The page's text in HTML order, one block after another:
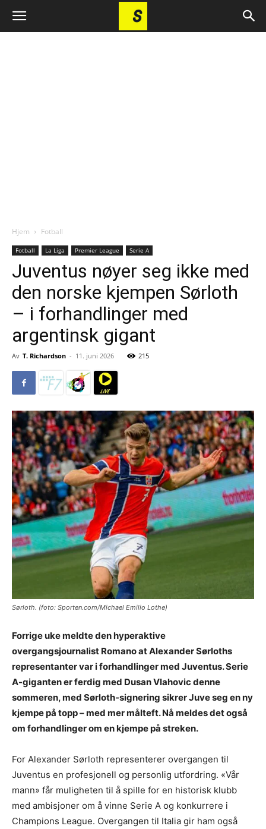
Hjem Fotball
Fotball La Liga Premier League Serie A
Juventus nøyer seg ikke med
den norske kjempen Sørloth
– i forhandlinger med
argentinsk gigant
Av T. Richardson - 11. juni 2026 215
Sørloth. (foto: Sporten.com/Michael Emilio Lothe)
Forrige uke meldte den hyperaktive
overgangsjournalist Romano at Alexander Sørloths
representanter var i forhandlinger med Juventus. Serie
A-giganten er ferdig med Dusan Vlahovic denne
sommeren, med Sørloth-signering sikrer Juve seg en ny
kjempe på topp – med mer målteft. Nå meldes det også
om forhandlinger om en kjempe på streken.
For Alexander Sørloth representerer overgangen til
Juventus en profesjonell og personlig utfordring. «Vår
mann» får muligheten til å spille for en historisk klubb
med ambisjoner om å vinne Serie A og konkurrere i
Champions League. Overgangen til Italia gir ham også